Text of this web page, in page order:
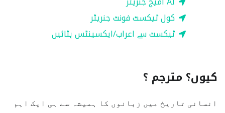
کول ٹیکسٹ فونٹ جنریٹر
ٹیکسٹ سے اعراب/ایکسینٹس ہٹائیں
کیوں؟ مترجم ؟
انسانی تاریخ میں زبانوں کا ہمیشہ سے ہی ایک اہم